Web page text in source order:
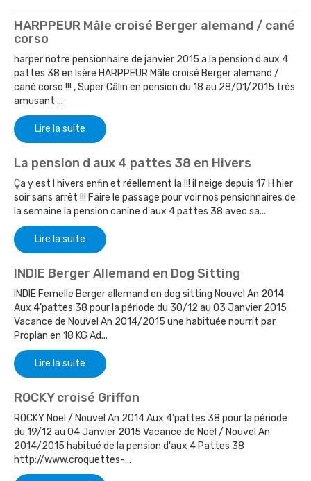
HARPPEUR Mâle croisé Berger alemand / cané
corso
harper notre pensionnaire de janvier 2015 a la pension d aux 4
pattes 38 en Isère HARPPEUR Mâle croisé Berger alemand /
cané corso !!! , Super Câlin en pension du 18 au 28/01/2015 trés
amusant ...
Lire la suite
La pension d aux 4 pattes 38 en Hivers
Ça y est l hivers enfin et réellement la !!! il neige depuis 17 H hier
soir sans arrêt !!! Faire le passage pour voir nos pensionnaires de
la semaine la pension canine d'aux 4 pattes 38 avec sa...
Lire la suite
INDIE Berger Allemand en Dog Sitting
INDIE Femelle Berger allemand en dog sitting Nouvel An 2014
Aux 4’pattes 38 pour la période du 30/12 au 03 Janvier 2015
Vacance de Nouvel An 2014/2015 une habituée nourrit par
Proplan en 18 KG Ad...
Lire la suite
ROCKY croisé Griffon
ROCKY Noël / Nouvel An 2014 Aux 4’pattes 38 pour la période
du 19/12 au 04 Janvier 2015 Vacance de Noël / Nouvel An
2014/2015 habitué de la pension d'aux 4 Pattes 38
http://www.croquettes-...